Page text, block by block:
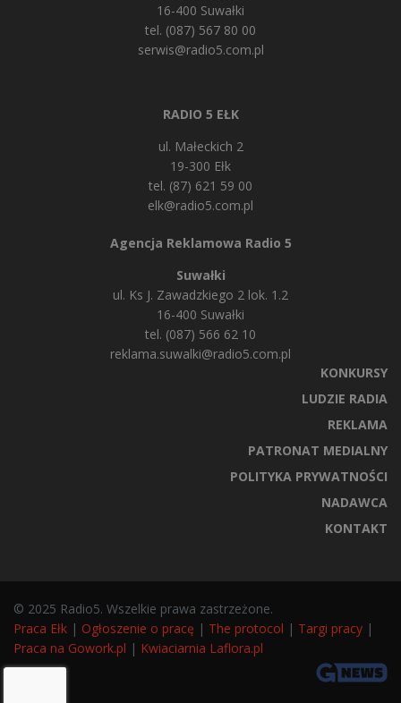
16-400 Suwałki
tel. (087) 567 80 00
serwis@radio5.com.pl
RADIO 5 EŁK
ul. Małeckich 2
19-300 Ełk
tel. (87) 621 59 00
elk@radio5.com.pl
Agencja Reklamowa Radio 5
Suwałki
ul. Ks J. Zawadzkiego 2 lok. 1.2
16-400 Suwałki
tel. (087) 566 62 10
reklama.suwalki@radio5.com.pl
KONKURSY
LUDZIE RADIA
REKLAMA
PATRONAT MEDIALNY
POLITYKA PRYWATNOŚCI
NADAWCA
KONTAKT
© 2025 Radio5. Wszelkie prawa zastrzeżone.
Praca Ełk | Ogłoszenie o pracę | The protocol | Targi pracy |
Praca na Gowork.pl | Kwiaciarnia Laflora.pl